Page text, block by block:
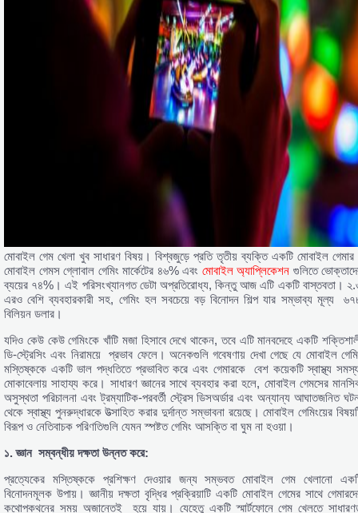
মোবাইল গেম খেলা খুব সাধারণ বিষয়। বিশ্বজুড়ে প্রতি তৃতীয় ব্যক্তি একটি মোবাইল
মোবাইল গেমস গ্লোবাল গেমিং মার্কেটের ৪৬% এবং মোবাইল অ্যাপ্লিকেশন গুলিতে
ব্যয়ের ৭৪%। এই পরিসংখ্যানগত ডেটা অপ্রতিরোধ্য, কিন্তু আজ এটি একটি বাস্তবতা।
এরও বেশি ব্যবহারকারী সহ, গেমিং হল সবচেয়ে বড় বিনোদন শিল্প যার সম্ভাব্য মূল্য
বিলিয়ন ডলার।
যদিও কেউ কেউ গেমিংকে খাঁটি মজা হিসাবে দেখে থাকেন, তবে এটি মানবদেহে একটি
ডি-স্ট্রেসিং এবং নিরাময়ে প্রভাব ফেলে। অনেকগুলি গবেষণায় দেখা গেছে যে মোবাইল
মস্তিষ্ককে একটি ভাল পদ্ধতিতে প্রভাবিত করে এবং গেমারকে বেশ কয়েকটি স্বাস্থ্য
মোকাবেলায় সাহায্য করে। সাধারণ জ্ঞানের সাথে ব্যবহার করা হলে, মোবাইল গেমসের
অসুস্থতা পরিচালনা এবং ট্রম্যাটিক-পরবর্তী স্ট্রেস ডিসঅর্ডার এবং অন্যান্য আঘাতজনিত
থেকে স্বাস্থ্য পুনরুদ্ধারকে উত্সাহিত করার দুর্দান্ত সম্ভাবনা রয়েছে। মোবাইল গেমিংয়ের
বিরূপ ও নেতিবাচক পরিণতিগুলি যেমন স্পষ্টত গেমিং আসক্তি বা ঘুম না হওয়া।
১.জ্ঞান সম্বন্ধীয়দক্ষতাউন্নতকরে:
প্রত্যেকের মস্তিষ্ককে প্রশিক্ষণ দেওয়ার জন্য সম্ভবত মোবাইল গেম খেলানো
বিনোদনমূলক উপায়। জ্ঞানীয় দক্ষতা বৃদ্ধির প্রক্রিয়াটি একটি মোবাইল গেমের সাথে
কথোপকথনের সময় অজান্তেই হয়ে যায়। যেহেতু একটি স্মার্টফোনে গেম খেলতে